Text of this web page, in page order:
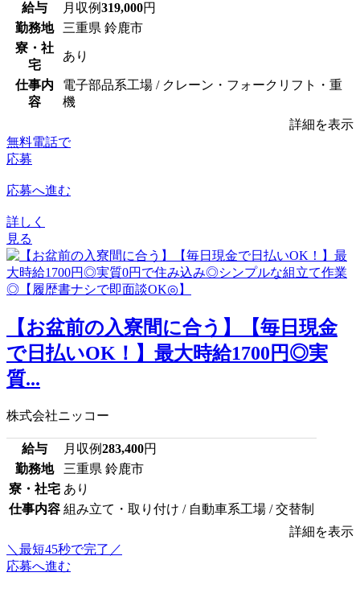
給与 月収例319,000円
勤務地
三重県 鈴鹿市
寮・社
宅
あり
仕事内
容
電子部品系工場 / クレーン・フォークリフト・重
機
詳細を表示
無料電話で
応募
応募へ進む
詳しく
見る
【お盆前の入寮間に合う】【毎日現金
で日払いOK！】最大時給1700円◎実
質...
株式会社ニッコー
給与 月収例283,400円
勤務地
三重県 鈴鹿市
寮・社宅 あり
仕事内容 組み立て・取り付け / 自動車系工場 / 交替制
詳細を表示
＼最短45秒で完了／
応募へ進む